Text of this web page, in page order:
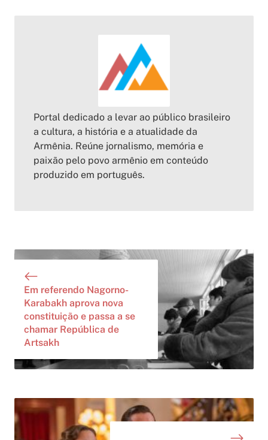
Portal dedicado a levar ao público brasileiro
a cultura, a história e a atualidade da
Armênia. Reúne jornalismo, memória e
paixão pelo povo armênio em conteúdo
produzido em português.
Em referendo Nagorno-
Karabakh aprova nova
constituição e passa a se
chamar República de
Artsakh